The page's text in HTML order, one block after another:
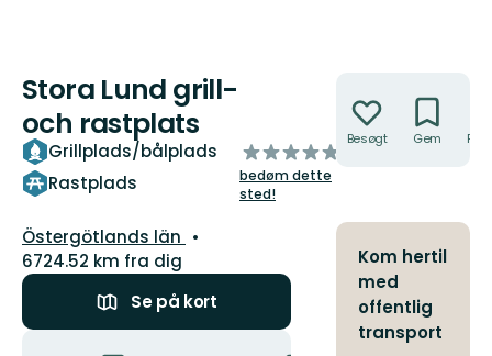
Stora Lund grill-
och rastplats
Grillplads/bålplads
Rastplads
ud
af
5
bedøm dette
sted!
Amt:
Östergötlands län
6724.52 km fra dig
Se på kort
Besøgt Gem
Kom hertil
med
offentlig
transport